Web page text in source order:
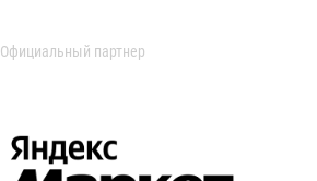
Официальный партнер